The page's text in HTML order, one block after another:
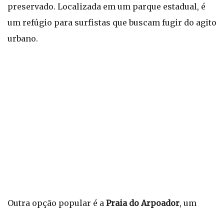
preservado. Localizada em um parque estadual, é
um refúgio para surfistas que buscam fugir do agito
urbano.
Outra opção popular é a Praia do Arpoador, um